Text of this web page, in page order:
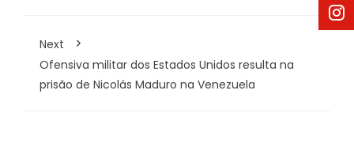
Next
Ofensiva militar dos Estados Unidos resulta na
prisão de Nicolás Maduro na Venezuela